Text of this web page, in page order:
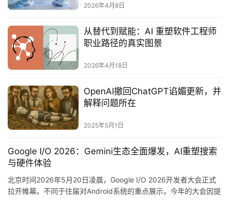
2026年4月8日
从替代到赋能：AI 重塑软件工程师
职业路径的真实图景
2026年4月18日
OpenAI撤回ChatGPT谄媚更新，并
解释问题所在
2025年5月1日
Google I/O 2026：Gemini生态全面爆发，AI重塑搜索
与硬件体验
北京时间2026年5月20日凌晨，Google I/O 2026开发者大会正式
拉开帷幕。不同于往届对Android系统的重点展示，今年的大会因提